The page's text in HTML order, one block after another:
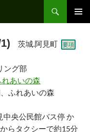
茨城.阿見町
要項
ング部
あいの森
ふれあいの森
中央公民館バス停 か
らタクシーで約15分